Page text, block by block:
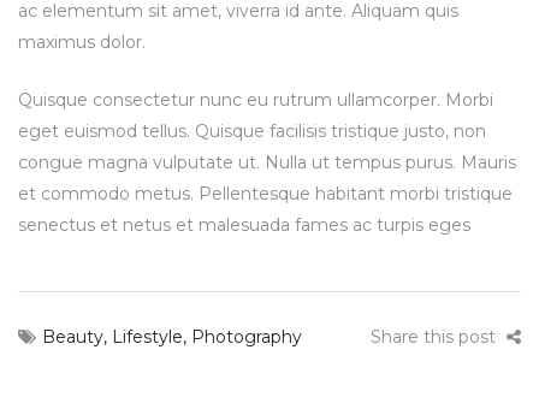
ac elementum sit amet, viverra id ante. Aliquam quis
maximus dolor.
Quisque consectetur nunc eu rutrum ullamcorper. Morbi
eget euismod tellus. Quisque facilisis tristique justo, non
congue magna vulputate ut. Nulla ut tempus purus. Mauris
et commodo metus. Pellentesque habitant morbi tristique
senectus et netus et malesuada fames ac turpis eges
Beauty, Lifestyle, Photography Share this post